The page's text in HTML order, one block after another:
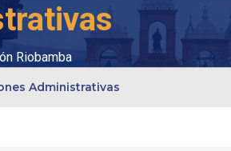
Riobamba
Administrativas